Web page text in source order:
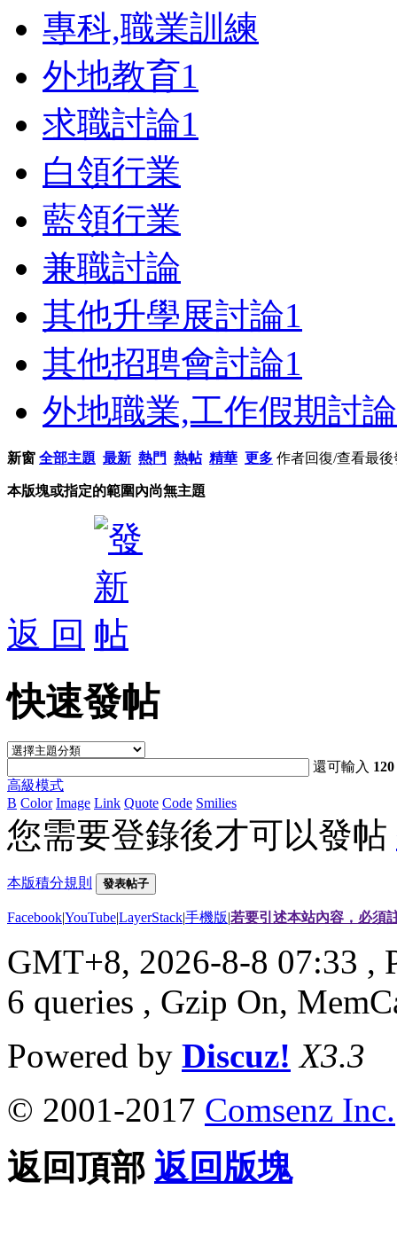
專科,職業訓練
外地教育1
求職討論1
白領行業
藍領行業
兼職討論
其他升學展討論1
其他招聘會討論1
外地職業,工作假期討論
新窗 全部主題 最新 熱門 熱帖 精華 更多 作者回復/查看最後
本版塊或指定的範圍內尚無主題
返 回
快速發帖
還可輸入 120
高級模式
B Color Image Link Quote Code Smilies
您需要登錄後才可以發帖
本版積分規則 發表帖子
Facebook|YouTube|LayerStack|手機版|若要引述本站內容，必須
GMT+8, 2026-8-8 07:33 ,
6 queries , Gzip On,
Powered by Discuz! X3.3
© 2001-2017 Comsenz Inc.
返回頂部 返回版塊